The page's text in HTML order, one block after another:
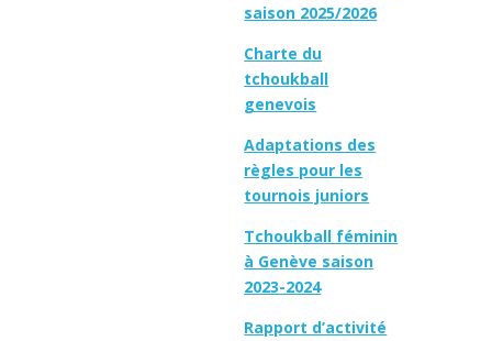
saison 2025/2026
Charte du
tchoukball
genevois
Adaptations des
règles pour les
tournois juniors
Tchoukball féminin
à Genève saison
2023-2024
Rapport d’activité